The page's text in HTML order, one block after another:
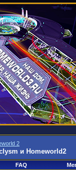
2
и Homeworld2
FAQ